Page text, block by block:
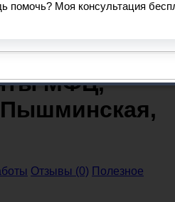
ул. Пышминская, д. 1а
МФЦ,
Отзывы (0) Полезное